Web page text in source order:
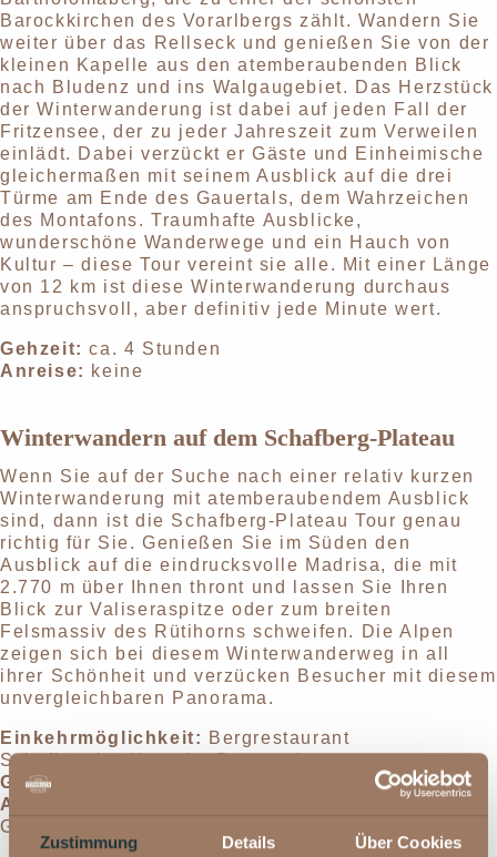
Zustimmung Details Über Cookies
Barockkirchen des Vorarlbergs zählt. Wandern Sie
weiter über das Rellseck und genießen Sie von der
kleinen Kapelle aus den atemberaubenden Blick
nach Bludenz und ins Walgaugebiet. Das Herzstück
der Winterwanderung ist dabei auf jeden Fall der
Fritzensee, der zu jeder Jahreszeit zum Verweilen
einlädt. Dabei verzückt er Gäste und Einheimische
gleichermaßen mit seinem Ausblick auf die drei
Türme am Ende des Gauertals, dem Wahrzeichen
des Montafons. Traumhafte Ausblicke,
wunderschöne Wanderwege und ein Hauch von
Kultur – diese Tour vereint sie alle. Mit einer Länge
von 12 km ist diese Winterwanderung durchaus
anspruchsvoll, aber definitiv jede Minute wert.
Gehzeit: ca. 4 Stunden
Anreise: keine
Winterwandern auf dem Schafberg-Plateau
Wenn Sie auf der Suche nach einer relativ kurzen
Winterwanderung mit atemberaubendem Ausblick
sind, dann ist die Schafberg-Plateau Tour genau
richtig für Sie. Genießen Sie im Süden den
Ausblick auf die eindrucksvolle Madrisa, die mit
2.770 m über Ihnen thront und lassen Sie Ihren
Blick zur Valiseraspitze oder zum breiten
Felsmassiv des Rütihorns schweifen. Die Alpen
zeigen sich bei diesem Winterwanderweg in all
ihrer Schönheit und verzücken Besucher mit diesem
unvergleichbaren Panorama.
Einkehrmöglichkeit: Bergrestaurant
Schafberghüsli an der Bergstation
Gehzeit:
Anreise:
ca. 30 Minuten (Auto), Fahrt mit Bergbahn
Gargellen